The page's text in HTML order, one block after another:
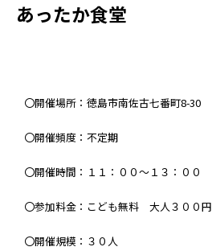
あったか食堂
〇開催場所：徳島市南佐古七番町8-30
〇開催頻度：不定期
〇開催時間：１１：００～１３：００
〇参加料金：こども無料 大人３００円
〇開催規模：３０人